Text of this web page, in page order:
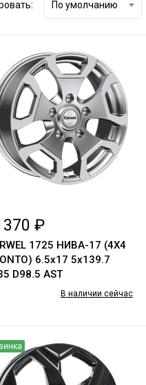
По умолчанию
₽
1725 НИВА-17 (4Х4
6.5х17 5х139.7
D98.5 AST
В наличии сейчас